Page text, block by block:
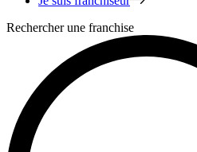
Rechercher une franchise